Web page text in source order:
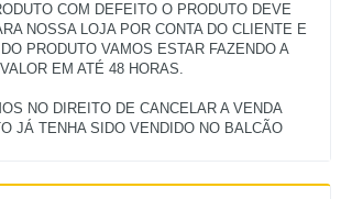
COM DEFEITO O PRODUTO DEVE
NOSSA LOJA POR CONTA DO CLIENTE E
PRODUTO VAMOS ESTAR FAZENDO A
EM ATÉ 48 HORAS.
NO DIREITO DE CANCELAR A VENDA